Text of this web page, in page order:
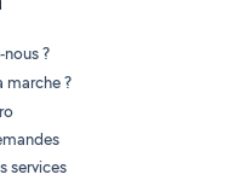
?
?
services